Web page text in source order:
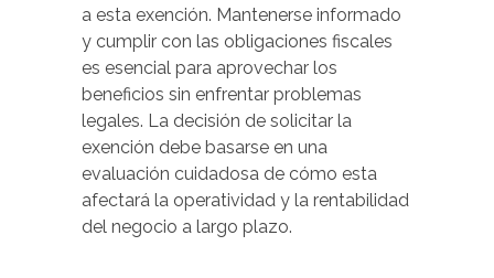
a esta exención. Mantenerse informado
y cumplir con las obligaciones fiscales
es esencial para aprovechar los
beneficios sin enfrentar problemas
legales. La decisión de solicitar la
exención debe basarse en una
evaluación cuidadosa de cómo esta
afectará la operatividad y la rentabilidad
del negocio a largo plazo.